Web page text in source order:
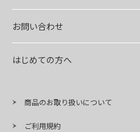
お問い合わせ
はじめての方へ
商品のお取り扱いについて
ご利用規約